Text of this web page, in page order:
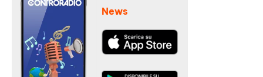
News